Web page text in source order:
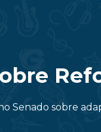
Senado sobre